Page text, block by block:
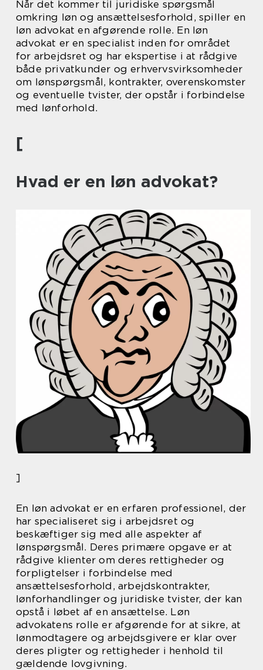
Når det kommer til juridiske spørgsmål
omkring løn og ansættelsesforhold, spiller en
løn advokat en afgørende rolle. En løn
advokat er en specialist inden for området
for arbejdsret og har ekspertise i at rådgive
både privatkunder og erhvervsvirksomheder
om lønspørgsmål, kontrakter, overenskomster
og eventuelle tvister, der opstår i forbindelse
med lønforhold.
[
Hvad er en løn advokat?
]
En løn advokat er en erfaren professionel, der
har specialiseret sig i arbejdsret og
beskæftiger sig med alle aspekter af
lønspørgsmål. Deres primære opgave er at
rådgive klienter om deres rettigheder og
forpligtelser i forbindelse med
ansættelsesforhold, arbejdskontrakter,
lønforhandlinger og juridiske tvister, der kan
opstå i løbet af en ansættelse. Løn
advokatens rolle er afgørende for at sikre, at
lønmodtagere og arbejdsgivere er klar over
deres pligter og rettigheder i henhold til
gældende lovgivning.